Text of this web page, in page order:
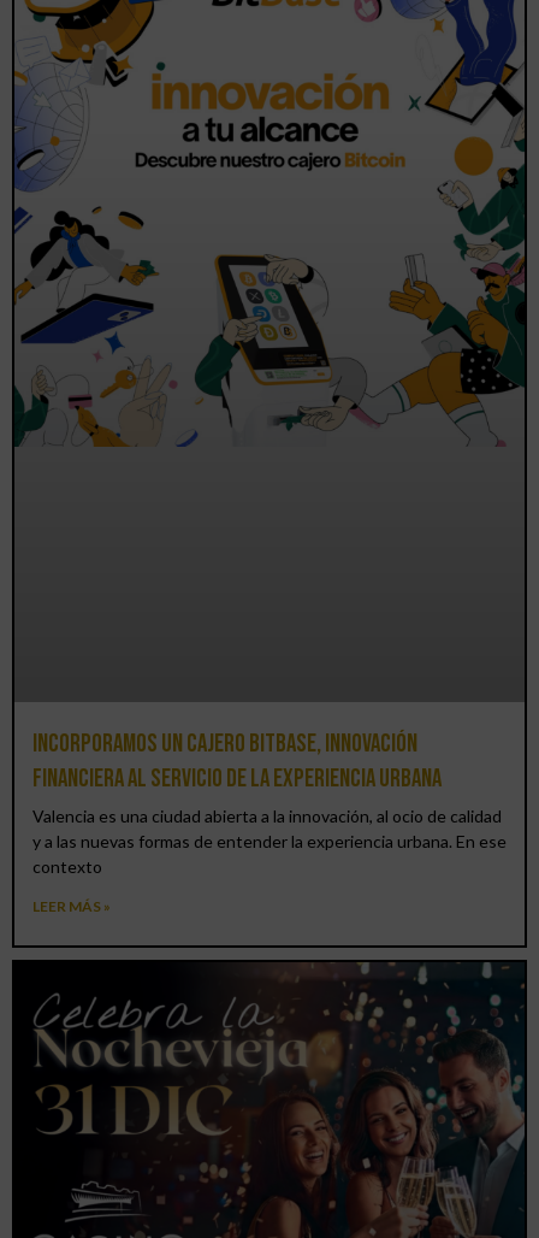
Incorporamos un cajero BitBase, innovación
financiera al servicio de la experiencia urbana
Valencia es una ciudad abierta a la innovación, al ocio de calidad
y a las nuevas formas de entender la experiencia urbana. En ese
contexto
LEER MÁS »